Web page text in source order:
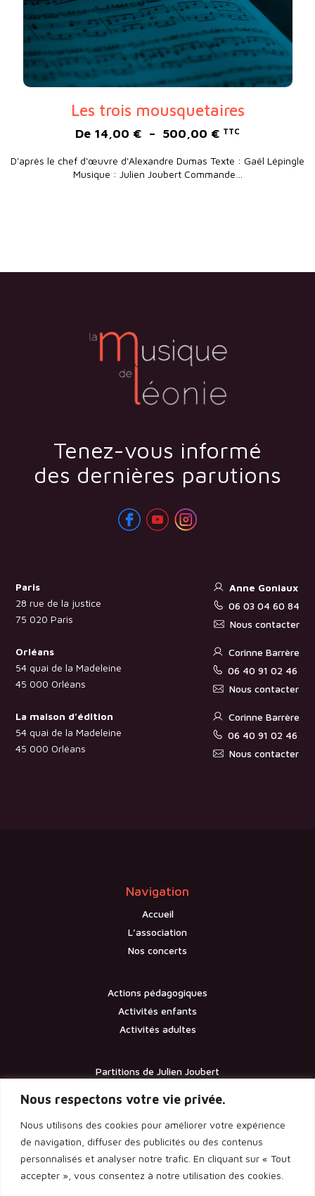
Nous respectons votre vie privée.
Nous utilisons des cookies pour améliorer votre expérience
de navigation, diffuser des publicités ou des contenus
personnalisés et analyser notre trafic. En cliquant sur « Tout
accepter », vous consentez à notre utilisation des cookies.
Les trois mousquetaires
De 14,00 € – 500,00 € Plage de prix
TTC
D'après le chef d'œuvre d'Alexandre Dumas Texte : Gaël Lépingle
Musique : Julien Joubert Commande…
Tenez-vous informé
des dernières parutions
Paris
28 rue de la justice
75 020 Paris
Anne Goniaux
06 03 04 60 84
Nous contacter
Orléans
54 quai de la Madeleine
45 000 Orléans
Corinne Barrère
06 40 91 02 46
Nous contacter
La maison d’édition
54 quai de la Madeleine
45 000 Orléans
Corinne Barrère
06 40 91 02 46
Nous contacter
Navigation
Accueil
L’association
Nos concerts
Actions pédagogiques
Activités enfants
Activités adultes
Partitions de Julien Joubert
Documents
Les statuts de l’association
Licence d’entrepreneur de spectacle